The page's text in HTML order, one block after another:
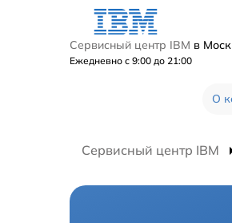
Сервисный центр IBM в
Ежедневно с 9:00 до 21:00
О
Сервисный центр IBM